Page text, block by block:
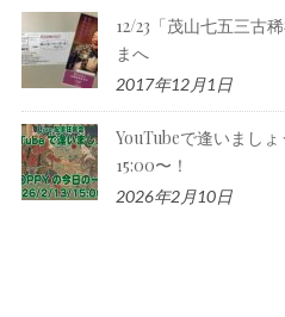
12/23「茂山七五三古
まへ
2017年12月1日
YouTubeで逢いましょ
15:00〜！
2026年2月10日